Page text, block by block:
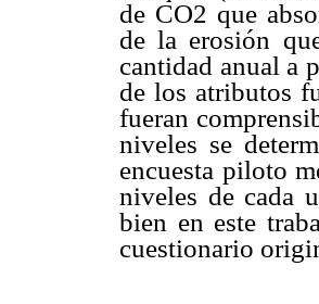
de CO2 que
de la erosión
cantidad anual a
de los atributos
fueran
niveles se
encuesta piloto
niveles de cada
bien en este
cuestionario